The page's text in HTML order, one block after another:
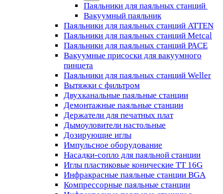
Паяльники для паяльных станций
Вакуумный паяльник
Паяльники для паяльных станций ATTEN
Паяльники для паяльных станций Metcal
Паяльники для паяльных станций PACE
Вакуумные присоски для вакуумного
пинцета
Паяльники для паяльных станций Weller
Вытяжки с фильтром
Двухканальные паяльные станции
Демонтажные паяльные станции
Держатели для печатных плат
Дымоуловители настольные
Дозирующие иглы
Импульсное оборудование
Насадки-сопло для паяльной станции
Иглы пластиковые конические TT 16G
Инфракрасные паяльные станции BGA
Компрессорные паяльные станции